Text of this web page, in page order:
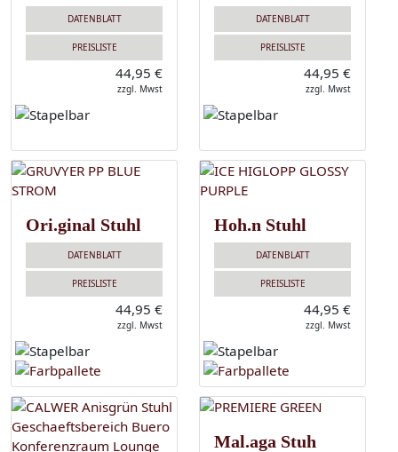
DATENBLATT
PREISLISTE
44,95 €
zzgl. Mwst
DATENBLATT
PREISLISTE
44,95 €
zzgl. Mwst
Ori.ginal Stuhl
DATENBLATT
PREISLISTE
44,95 €
zzgl. Mwst
Hoh.n Stuhl
DATENBLATT
PREISLISTE
44,95 €
zzgl. Mwst
Mal.aga Stuh